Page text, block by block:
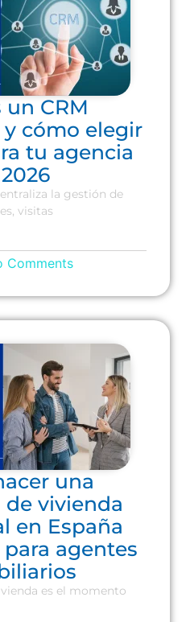
un CRM
cómo elegir
tu agencia
la gestión de
visitas
Comments
una
vivienda
en España
para agentes
es el momento